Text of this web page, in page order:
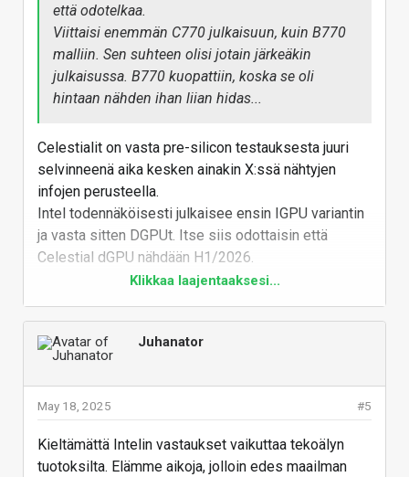
että odotelkaa.
Viittaisi enemmän C770 julkaisuun, kuin B770
malliin. Sen suhteen olisi jotain järkeäkin
julkaisussa. B770 kuopattiin, koska se oli
hintaan nähden ihan liian hidas...
Celestialit on vasta pre-silicon testauksesta juuri
selvinneenä aika kesken ainakin X:ssä nähtyjen
infojen perusteella.
Intel todennäköisesti julkaisee ensin IGPU variantin
ja vasta sitten DGPUt. Itse siis odottaisin että
Celestial dGPU nähdään H1/2026.
Ja Kuopattiinko BMG-G31 oikeasti?
- 29.6.2024 Inteliltä vuotaa tieto BMG-G31
testausjärjestelmän olemassaolosta, jossa
kerrotaan että ko. piiri käyttää 3283 BGA:ta. (
Manifesteissä Malesiasta. (
- Joulukuu 2024: Tom Peterssen kieltäytyy
kommentoimasta tulevia Tuotteita tai mitään niihin
liittyvää HUBin B580 haastattelussa.
Klikkaa laajentaaksesi...
Juhanator
#5
May 18, 2025
Kieltämättä Intelin vastaukset vaikuttaa tekoälyn
tuotoksilta. Elämme aikoja, jolloin edes maailman